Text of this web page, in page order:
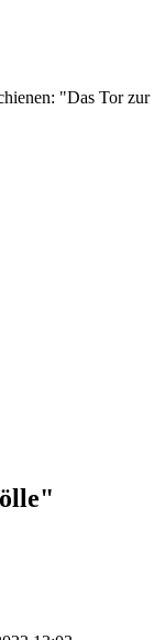
"Das Tor zur